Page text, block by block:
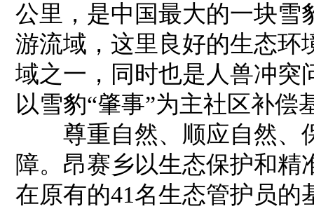
公里，是中国最大的一块雪
游流域，这里良好的生态环
域之一，同时也是人兽冲突
以雪豹“肇事”为主社区补
尊重自然、顺应自然、
障。昂赛乡以生态保护和
在原有的41名生态管护员的